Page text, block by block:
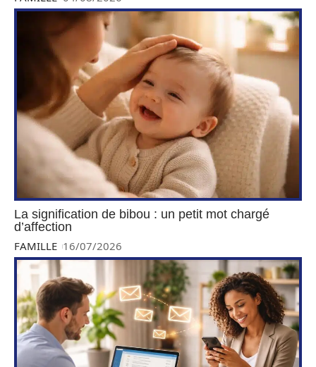
La signification de bibou : un petit mot chargé
d’affection
FAMILLE 16/07/2026